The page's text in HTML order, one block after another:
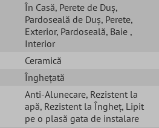
În Casă, Perete de Duș,
Pardoseală de Duș, Perete,
Exterior, Pardoseală, Baie ,
Interior
Ceramică
Înghețată
Anti-Alunecare, Rezistent la
apă, Rezistent la Îngheț, Lipit
pe o plasă gata de instalare